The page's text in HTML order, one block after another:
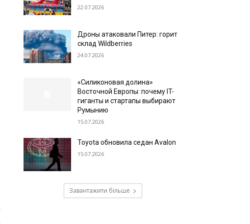
22.07.2026
Дроны атаковали Питер: горит
склад Wildberries
24.07.2026
«Силиконовая долина»
Восточной Европы: почему IT-
гиганты и стартапы выбирают
Румынию
15.07.2026
Toyota обновила седан Avalon
15.07.2026
Завантажити більше